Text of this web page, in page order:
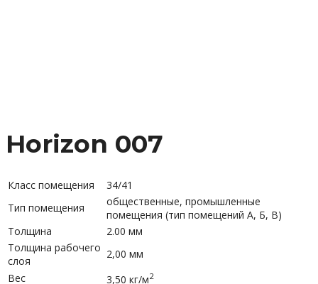
Horizon 007
Класс помещения
34/41
Тип помещения
общественные, промышленные
помещения (тип помещений А, Б, В)
Толщина
2.00 мм
Толщина рабочего
слоя
2,00 мм
Вес
3,50 кг/м2